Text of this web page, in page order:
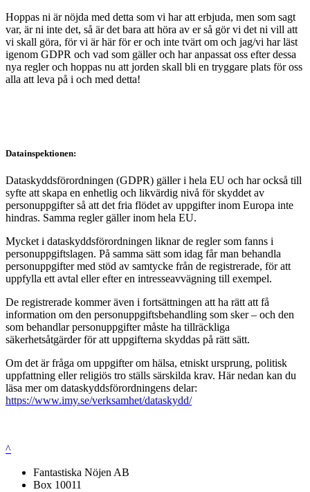
Hoppas ni är nöjda med detta som vi har att erbjuda, men som sagt
var, är ni inte det, så är det bara att höra av er så gör vi det ni vill att
vi skall göra, för vi är här för er och inte tvärt om och jag/vi har läst
igenom GDPR och vad som gäller och har anpassat oss efter dessa
nya regler och hoppas nu att jorden skall bli en tryggare plats för oss
alla att leva på i och med detta!
Datainspektionen:
Dataskyddsförordningen (GDPR) gäller i hela EU och har också till
syfte att skapa en enhetlig och likvärdig nivå för skyddet av
personuppgifter så att det fria flödet av uppgifter inom Europa inte
hindras. Samma regler gäller inom hela EU.
Mycket i dataskyddsförordningen liknar de regler som fanns i
personuppgiftslagen. På samma sätt som idag får man behandla
personuppgifter med stöd av samtycke från de registrerade, för att
uppfylla ett avtal eller efter en intresseavvägning till exempel.
De registrerade kommer även i fortsättningen att ha rätt att få
information om den personuppgiftsbehandling som sker – och den
som behandlar personuppgifter måste ha tillräckliga
säkerhetsåtgärder för att uppgifterna skyddas på rätt sätt.
Om det är fråga om uppgifter om hälsa, etniskt ursprung, politisk
uppfattning eller religiös tro ställs särskilda krav. Här nedan kan du
läsa mer om dataskyddsförordningens delar:
https://www.imy.se/verksamhet/dataskydd/
^
Fantastiska Nöjen AB
Box 10011